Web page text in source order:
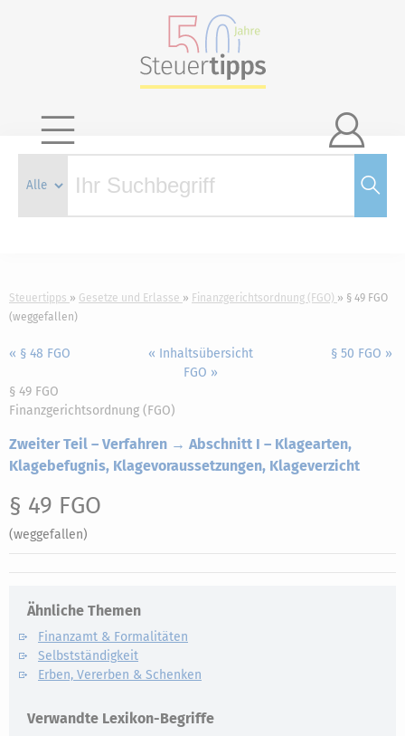

Steuertipps Gesetze und Erlasse Finanzgerichtsordnung (FGO)
§ 49 FGO
(weggefallen)
« § 48 FGO
« Inhaltsübersicht
FGO »
§ 50 FGO »
§ 49 FGO
Finanzgerichtsordnung (FGO)
Zweiter Teil – Verfahren → Abschnitt I – Klagearten,
Klagebefugnis, Klagevoraussetzungen, Klageverzicht
§ 49 FGO
(weggefallen)
Ähnliche Themen
Finanzamt & Formalitäten
Selbstständigkeit
Erben, Vererben & Schenken
Verwandte Lexikon-Begriffe